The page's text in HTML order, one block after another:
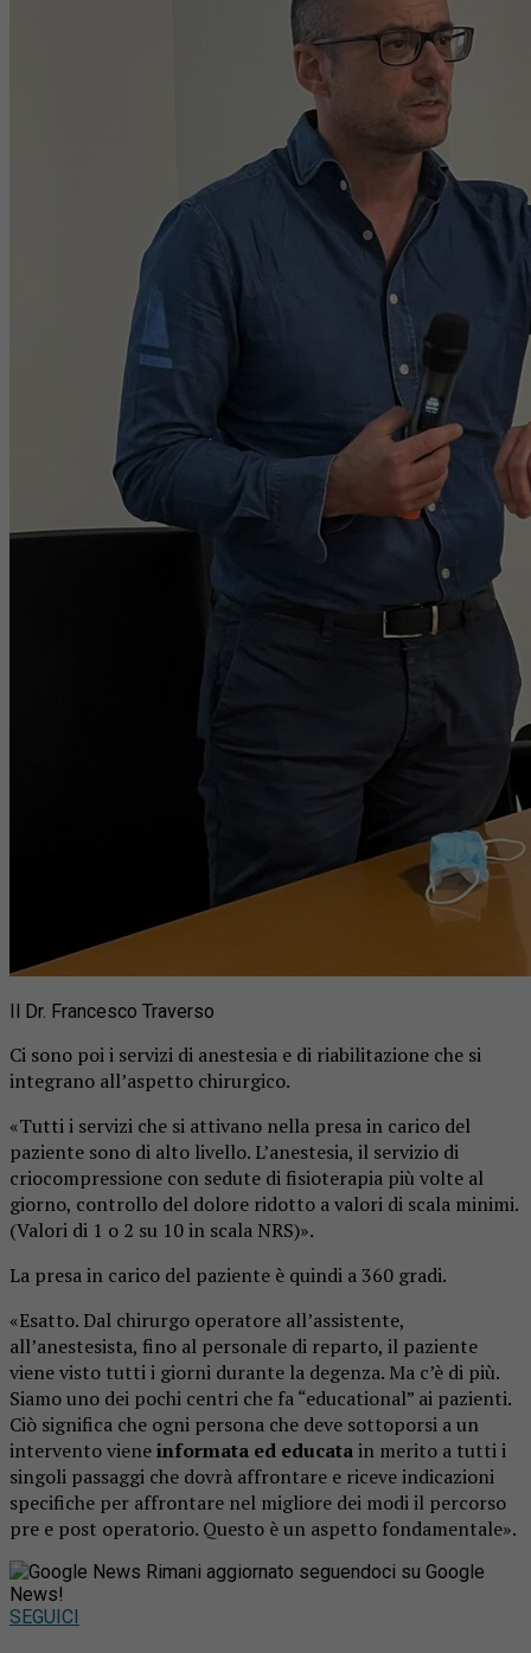
Il Dr. Francesco Traverso
Ci sono poi i servizi di anestesia e di riabilitazione che si
integrano all’aspetto chirurgico.
«Tutti i servizi che si attivano nella presa in carico del
paziente sono di alto livello. L’anestesia, il servizio di
criocompressione con sedute di fisioterapia più volte al
giorno, controllo del dolore ridotto a valori di scala minimi.
(Valori di 1 o 2 su 10 in scala NRS)».
La presa in carico del paziente è quindi a 360 gradi.
«Esatto. Dal chirurgo operatore all’assistente,
all’anestesista, fino al personale di reparto, il paziente
viene visto tutti i giorni durante la degenza. Ma c’è di più.
Siamo uno dei pochi centri che fa “educational” ai pazienti.
Ciò significa che ogni persona che deve sottoporsi a un
intervento vieneinformata ed educatain merito a tutti i
singoli passaggi che dovrà affrontare e riceve indicazioni
specifiche per affrontare nel migliore dei modi il percorso
pre e post operatorio. Questo è un aspetto fondamentale».
Rimani aggiornato seguendoci su Google
News!
SEGUICI